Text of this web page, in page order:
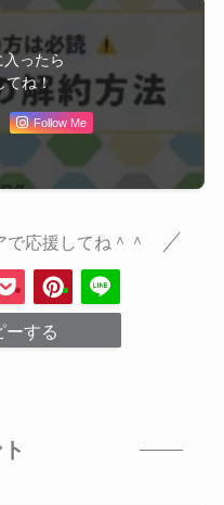
ったら
てね！
Follow Me
応援してね＾＾
ーする